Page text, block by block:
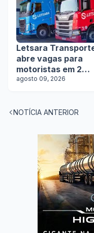
Letsara
abre vagas para
motoristas em 2
estados
agosto 09, 2026
NOTÍCIA ANTERIOR